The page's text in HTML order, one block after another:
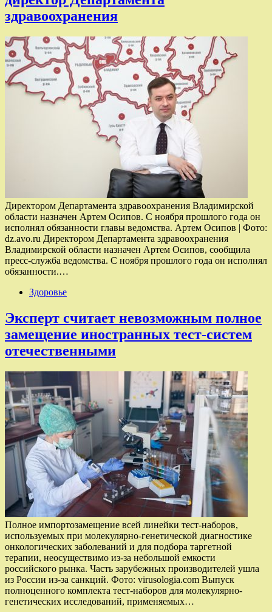
здравоохранения
Директором Департамента здравоохранения Владимирской
области назначен Артем Осипов. С ноября прошлого года он
исполнял обязанности главы ведомства. Артем Осипов | Фото:
dz.avo.ru Директором Департамента здравоохранения
Владимирской области назначен Артем Осипов, сообщила
пресс-служба ведомства. С ноября прошлого года он исполнял
обязанности.…
Здоровье
Эксперт считает невозможным полное
замещение иностранных тест-систем
отечественными
Полное импортозамещение всей линейки тест-наборов,
используемых при молекулярно-генетической диагностике
онкологических заболеваний и для подбора таргетной
терапии, неосуществимо из-за небольшой емкости
российского рынка. Часть зарубежных производителей ушла
из России из-за санкций. Фото: virusologia.com Выпуск
полноценного комплекта тест-наборов для молекулярно-
генетических исследований, применяемых…